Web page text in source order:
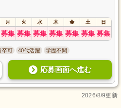
月 火 水 木 金 土 日
募集 募集 募集 募集 募集 募集 募集
卒可 40代活躍 学歴不問
応募画面へ進む
2026/8/9更新